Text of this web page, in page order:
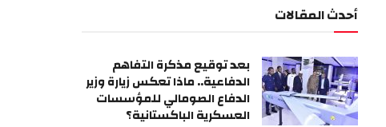
أحدث المقالات
بعد توقيع مذكرة التفاهم
الدفاعية.. ماذا تعكس زيارة وزير
الدفاع الصومالي للمؤسسات
العسكرية الباكستانية؟